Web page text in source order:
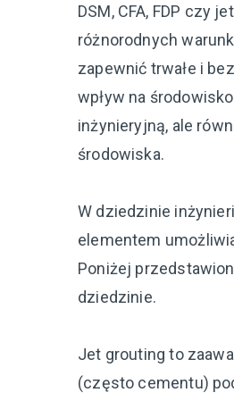
DSM, CFA, FDP czy
różnorodnych
zapewnić trwałe i
wpływ na
inżynieryjną, ale
środowiska.
W dziedzinie
elementem
Poniżej
dziedzinie.
Jet grouting to
(często cementu)